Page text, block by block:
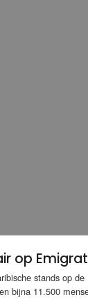
op
stands op
bijna 11.500